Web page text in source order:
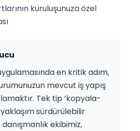
kuruluşunuza özel
en kritik adım,
mevcut iş yapış
Tek tip ‘kopyala-
yaklaşım sürdürülebilir
danışmanlık ekibimiz,